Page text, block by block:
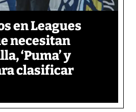
en Leagues
necesitan
‘Puma’ y
clasificar